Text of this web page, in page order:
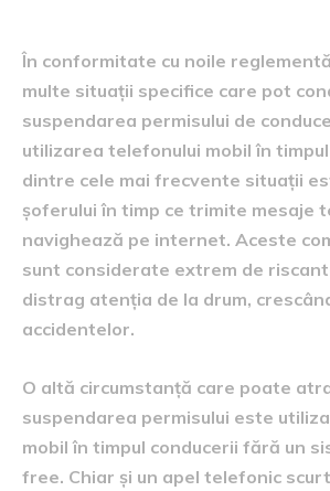
În conformitate cu noile
multe situații specifice care pot
suspendarea permisului de
utilizarea telefonului mobil în timpul
dintre cele mai frecvente situații
șoferului în timp ce trimite mesaje
navighează pe internet. Aceste
sunt considerate extrem de
distrag atenția de la drum,
accidentelor.
O altă circumstanță care poate
suspendarea permisului este
mobil în timpul conducerii fără un
free. Chiar și un apel telefonic